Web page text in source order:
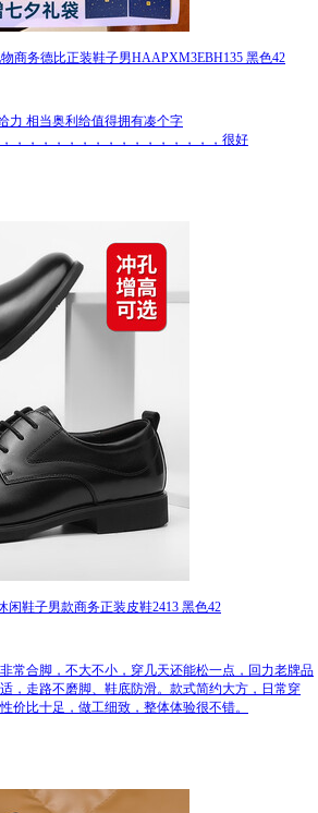
商务德比正装鞋子男HAAPXM3EBH135 黑色42
力 相当奥利给值得拥有凑个字
，，，，，，，，，，，，，，，，很好
闲鞋子男款商务正装皮鞋2413 黑色42
常合脚，不大不小，穿几天还能松一点，回力老牌品
，走路不磨脚、鞋底防滑。款式简约大方，日常穿
价比十足，做工细致，整体体验很不错。